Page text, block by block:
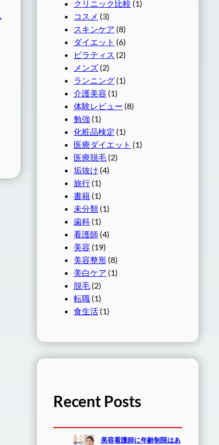
クリニック比較 (1)
コスメ (3)
スキンケア (8)
ダイエット (6)
ピラティス (2)
メンズ (2)
ランニング (1)
介護美容 (1)
体験レビュー (8)
勉強 (1)
化粧品検定 (1)
医療ダイエット (1)
医療脱毛 (2)
垢抜け (4)
旅行 (1)
書籍 (1)
未分類 (1)
歯科 (1)
看護師 (4)
美容 (19)
美容整形 (8)
美白ケア (1)
脱毛 (2)
転職 (1)
食生活 (1)
Recent Posts
美容看護師に年齢制限はあ